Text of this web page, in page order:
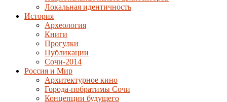
Локальная идентичность
История
Археология
Книги
Прогулки
Публикации
Сочи-2014
Россия и Мир
Архитектурное кино
Города-побратимы Сочи
Концепции будущего